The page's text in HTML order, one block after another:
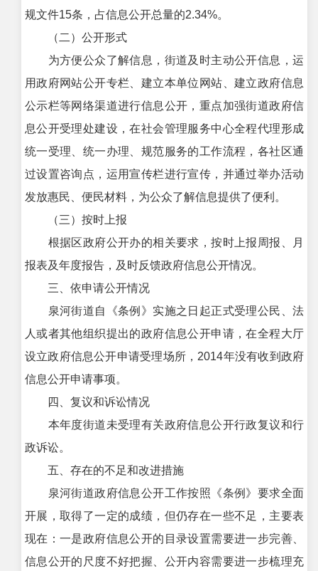
规文件15条，占信息公开总量的2.34%。
（二）公开形式
为方便公众了解信息，街道及时主动公开信息，运
用政府网站公开专栏、建立本单位网站、建立政府信息
公示栏等网络渠道进行信息公开，重点加强街道政府信
息公开受理处建设，在社会管理服务中心全程代理形成
统一受理、统一办理、规范服务的工作流程，各社区通
过设置咨询点，运用宣传栏进行宣传，并通过举办活动
发放惠民、便民材料，为公众了解信息提供了便利。
（三）按时上报
根据区政府公开办的相关要求，按时上报周报、月
报表及年度报告，及时反馈政府信息公开情况。
三、依申请公开情况
泉河街道自《条例》实施之日起正式受理公民、法
人或者其他组织提出的政府信息公开申请，在全程大厅
设立政府信息公开申请受理场所，2014年没有收到政府
信息公开申请事项。
四、复议和诉讼情况
本年度街道未受理有关政府信息公开行政复议和行
政诉讼。
五、存在的不足和改进措施
泉河街道政府信息公开工作按照《条例》要求全面
开展，取得了一定的成绩，但仍存在一些不足，主要表
现在：一是政府信息公开的目录设置需要进一步完善、
信息公开的尺度不好把握、公开内容需要进一步梳理充